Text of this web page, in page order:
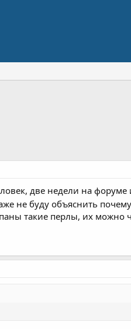
две недели на
не буду объяснить
такие перлы, их можно